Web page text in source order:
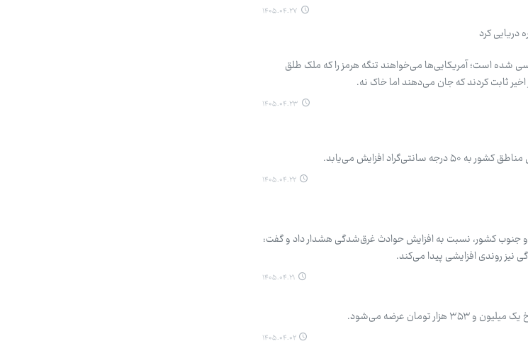
۱۴۰۵.۰۴.۲۷
کرد
شده است؛ آمریکایی‌ها می‌خواهند تنگه هرمز را که ملک طلق
اخیر ثابت کردند که جان می‌دهند اما خاک نه.
۱۴۰۵.۰۴.۲۳
افزایش می‌یابد.
۱۴۰۵.۰۴.۲۲
جنوب کشور، نسبت به افزایش حوادث غرق‌شدگی هشدار داد و گفت:
نیز روندی افزایشی پیدا می‌کند.
۱۴۰۵.۰۴.۲۱
۱۴۰۵.۰۴.۰۲